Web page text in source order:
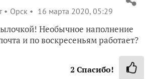
Орск 16 марта 2020, 05:29
Необычное наполнение
и по воскресеньям работает?
2 Спасибо!